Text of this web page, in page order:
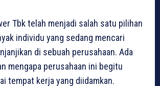
Tbk telah menjadi salah satu pilihan
individu yang sedang mencari
di sebuah perusahaan. Ada
mengapa perusahaan ini begitu
tempat kerja yang diidamkan.